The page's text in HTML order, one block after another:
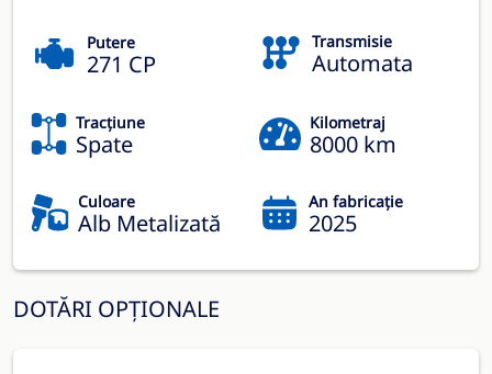
Putere
271 CP
Transmisie
Automata
Tracțiune
Spate
Kilometraj
8000 km
Culoare
Alb Metalizată
An fabricație
2025
DOTĂRI OPȚIONALE